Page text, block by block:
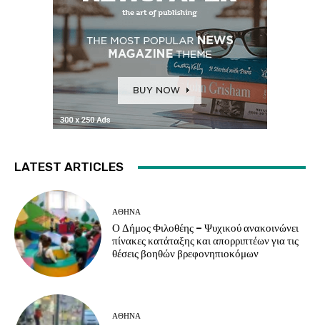
LATEST ARTICLES
ΑΘΗΝΑ
Ο Δήμος Φιλοθέης – Ψυχικού ανακοινώνει
πίνακες κατάταξης και απορριπτέων για τις
θέσεις βοηθών βρεφονηπιοκόμων
ΑΘΗΝΑ